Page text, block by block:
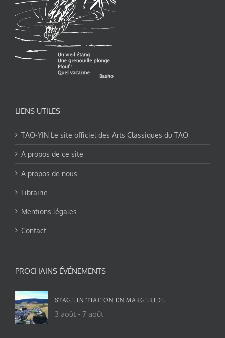
LIENS UTILES
TAO-YIN Le site officiel des Arts Classiques du TAO
A propos de ce site
A propos de nous
Librairie
Mentions légales
Contact
PROCHAINS ÉVÉNEMENTS
STAGE INITIATION EN MARGERIDE
3 août - 7 août